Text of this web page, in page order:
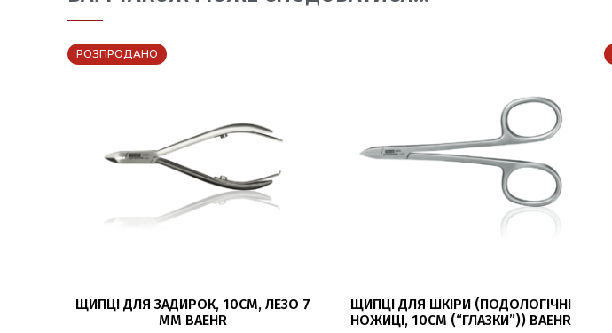
РОЗПРОДАНО
ЧИТАТИ ДАЛІ
ЩИПЦІ ДЛЯ ЗАДИРОК, 10СМ, ЛЕЗО 7
ММ BAEHR
ДОДАТИ В КОШИК
ЩИПЦІ ДЛЯ ШКІРИ (ПОДОЛОГІЧНІ
НОЖИЦІ, 10СМ (“ГЛАЗКИ”)) BAEHR